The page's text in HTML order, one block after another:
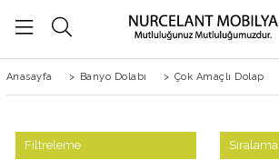
Anasayfa > Banyo Dolabı > Çok Amaçlı Dolap
Filtreleme Sıralama